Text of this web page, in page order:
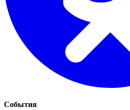
События